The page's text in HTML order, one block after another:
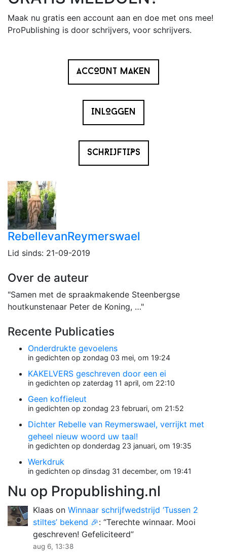
Sidebar
Maak nu gratis een account aan en doe met ons mee!
ProPublishing is door schrijvers, voor schrijvers.
ACCOUNT MAKEN
INLOGGEN
SCHRIJFTIPS
RebellevanReymerswael
Lid sinds: 21-09-2019
Over de auteur
"Samen met de spraakmakende Steenbergse
houtkunstenaar Peter de Koning, …"
Recente Publicaties
Onderdrukte gevoelens
in gedichten op zondag 03 mei, om 19:24
KAKELVERS geschreven door een ei
in gedichten op zaterdag 11 april, om 22:10
Geen koffieleut
in gedichten op zondag 23 februari, om 21:52
Dichter Rebelle van Reymerswael, verrijkt met
geheel nieuw woord uw taal!
in gedichten op donderdag 23 januari, om 19:35
Werkdruk
in gedichten op dinsdag 31 december, om 19:41
Nu op Propublishing.nl
Klaas on Winnaar schrijfwedstrijd ‘Tussen 2
stiltes’ bekend 🎉: “Terechte winnaar. Mooi
geschreven! Gefeliciteerd”
aug 6, 13:38